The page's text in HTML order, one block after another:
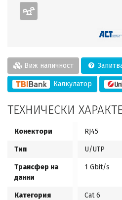
Виж наличност
Калкулатор
ТЕХНИЧЕСКИ
Конектори RJ45
Тип U/UTP
Трансфер на
данни
1 Gbit/s
Категория Cat 6